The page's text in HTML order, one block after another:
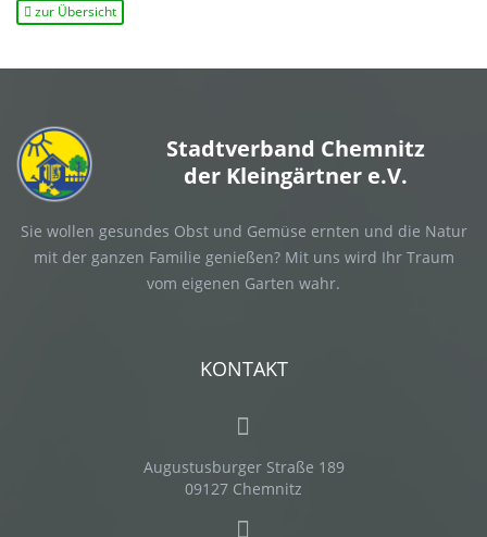
zur Übersicht
Stadtverband Chemnitz
der Kleingärtner e.V.
Sie wollen gesundes Obst und Gemüse ernten und die Natur
mit der ganzen Familie genießen? Mit uns wird Ihr Traum
vom eigenen Garten wahr.
KONTAKT
Augustusburger Straße 189
09127 Chemnitz